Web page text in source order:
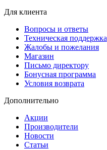
Для клиента
Вопросы и ответы
Техническая поддержка
Жалобы и пожелания
Магазин
Письмо директору
Бонусная программа
Условия возврата
Дополнительно
Акции
Производители
Новости
Статьи